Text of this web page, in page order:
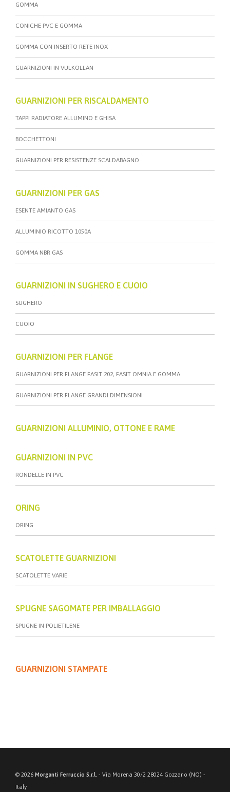
GOMMA
CONICHE PVC E GOMMA
GOMMA CON INSERTO RETE INOX
GUARNIZIONI IN VULKOLLAN
GUARNIZIONI PER RISCALDAMENTO
TAPPI RADIATORE ALLUMINO E GHISA
BOCCHETTONI
GUARNIZIONI PER RESISTENZE SCALDABAGNO
GUARNIZIONI PER GAS
ESENTE AMIANTO GAS
ALLUMINIO RICOTTO 1050A
GOMMA NBR GAS
GUARNIZIONI IN SUGHERO E CUOIO
SUGHERO
CUOIO
GUARNIZIONI PER FLANGE
GUARNIZIONI PER FLANGE FASIT 202, FASIT OMNIA E GOMMA
GUARNIZIONI PER FLANGE GRANDI DIMENSIONI
GUARNIZIONI ALLUMINIO, OTTONE E RAME
GUARNIZIONI IN PVC
RONDELLE IN PVC
ORING
ORING
SCATOLETTE GUARNIZIONI
SCATOLETTE VARIE
SPUGNE SAGOMATE PER IMBALLAGGIO
SPUGNE IN POLIETILENE
GUARNIZIONI STAMPATE
© 2026 Morganti Ferruccio S.r.l. - Via Morena 30/2 28024 Gozzano (NO) -
Italy